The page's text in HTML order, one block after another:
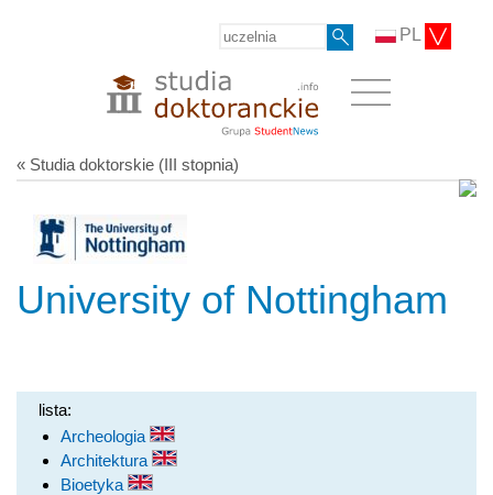
PL
« Studia doktorskie (III stopnia)
University of Nottingham
lista:
Archeologia
Architektura
Bioetyka